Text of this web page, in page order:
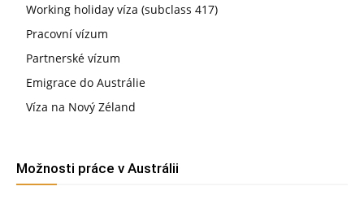
Working holiday víza (subclass 417)
Pracovní vízum
Partnerské vízum
Emigrace do Austrálie
Víza na Nový Zéland
Možnosti práce v Austrálii